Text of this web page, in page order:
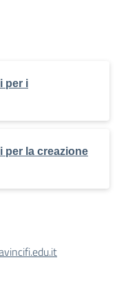
per i
per la creazione